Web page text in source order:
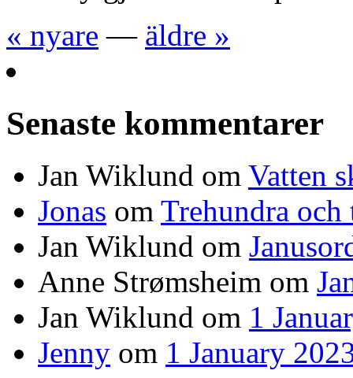
« nyare — äldre »
Senaste kommentarer
Jan Wiklund om Vatten
Jonas om Trehundra
Jan Wiklund om
Anne Strømsheim om
Jan Wiklund om 1
Jenny om 1 January